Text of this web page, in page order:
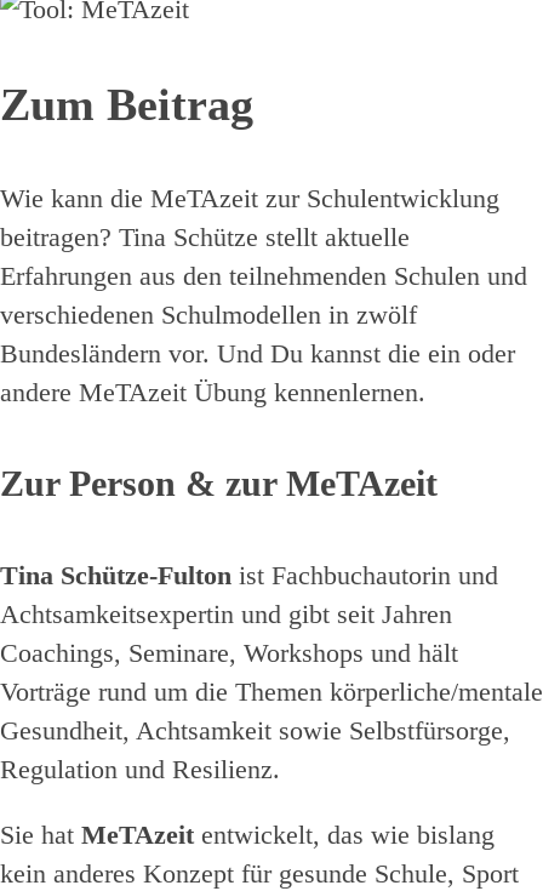
Zum Beitrag
Wie kann die MeTAzeit zur Schulentwicklung
beitragen? Tina Schütze stellt aktuelle
Erfahrungen aus den teilnehmenden Schulen und
verschiedenen Schulmodellen in zwölf
Bundesländern vor. Und Du kannst die ein oder
andere MeTAzeit Übung kennenlernen.
Zur Person & zur MeTAzeit
Tina Schütze-Fulton ist Fachbuchautorin und
Achtsamkeitsexpertin und gibt seit Jahren
Coachings, Seminare, Workshops und hält
Vorträge rund um die Themen körperliche/mentale
Gesundheit, Achtsamkeit sowie Selbstfürsorge,
Regulation und Resilienz.
Sie hat MeTAzeit entwickelt, das wie bislang
kein anderes Konzept für gesunde Schule, Sport